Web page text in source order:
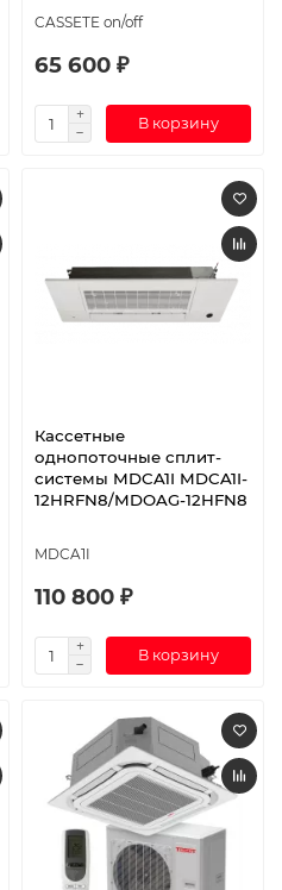
CASSETE on/off
65 600 ₽
В корзину
Кассетные
однопоточные сплит-
системы MDCA1I MDCA1I-
12HRFN8/MDOAG-12HFN8
MDCA1I
110 800 ₽
В корзину